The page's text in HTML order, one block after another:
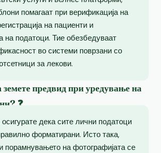
помагаат при верификација на
на пациенти и
на податоци. Тие обезбедуваат
во системи поврзани со
за лекови.
предвид при уредување на
❓
дека сите лични податоци
форматирани. Исто така,
порамнувањето на фотографијата се